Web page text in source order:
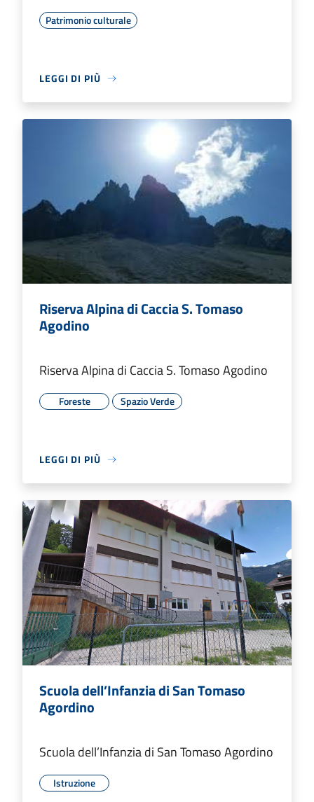
Patrimonio culturale
LEGGI DI PIÙ
Riserva Alpina di Caccia S. Tomaso
Agodino
Riserva Alpina di Caccia S. Tomaso Agodino
Foreste Spazio Verde
LEGGI DI PIÙ
Scuola dell’Infanzia di San Tomaso
Agordino
Scuola dell’Infanzia di San Tomaso Agordino
Istruzione